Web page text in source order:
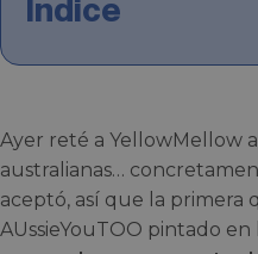
Índice
Ayer reté a YellowMellow
australianas…
aceptó, así que la primera
AUssieYouTOO pintado en